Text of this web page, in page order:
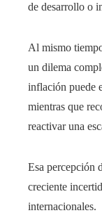
de desarrollo o
Al mismo
un dilema
inflación puede
mientras que
reactivar una
Esa percepción
creciente
internacionales.